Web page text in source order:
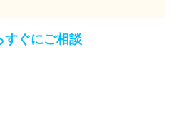
すぐにご相談